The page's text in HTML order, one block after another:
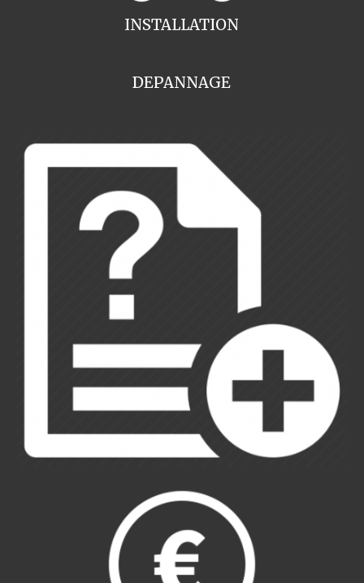
INSTALLATION
DEPANNAGE